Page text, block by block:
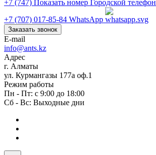
+7 (747) Показать номер Городской телефон
+7 (707) 017-85-84 WhatsApp
Заказать звонок
E-mail
info@ants.kz
Адрес
г. Алматы
ул. Курмангазы 177а оф.1
Режим работы
Пн - Пт: с 9:00 до 18:00
Сб - Вс: Выходные дни